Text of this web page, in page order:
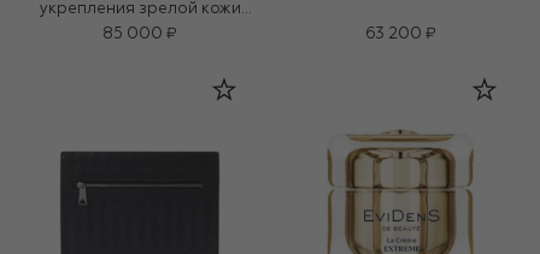
укрепления зрелой кожи
«3D-коллаген» (50ml)
85 000 ₽ 63 200 ₽